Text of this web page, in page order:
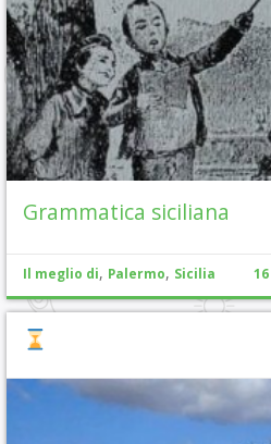
Grammatica siciliana
Il meglio di, Palermo, Sicilia